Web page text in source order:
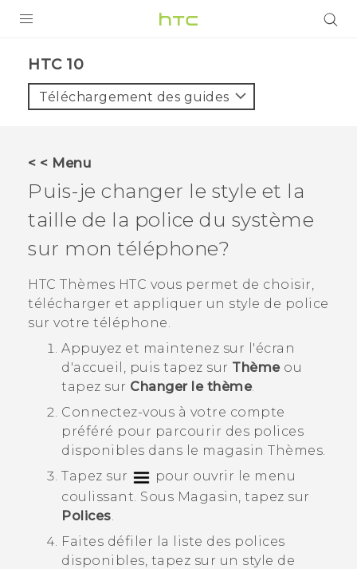
VIVE
VIVERSE
SUPPORT
Appareils HTC & Accessoires
Achat & Règlement Questions
HTC 10‎
Téléchargement des guides
< < Menu
Puis-je changer le style et la
taille de la police du système
sur mon téléphone?
HTC Thèmes HTC vous permet de choisir,
télécharger et appliquer un style de police
sur votre téléphone.
Appuyez et maintenez sur l'écran
d'accueil, puis tapez sur Thèmeou
tapez sur Changer le thème.
Connectez-vous à votre compte
préféré pour parcourir des polices
disponibles dans le magasin Thèmes.
Tapez sur
pour ouvrir le menu
coulissant. Sous Magasin , tapez sur
Polices
Faites défiler la liste des polices
disponibles, tapez sur un style de